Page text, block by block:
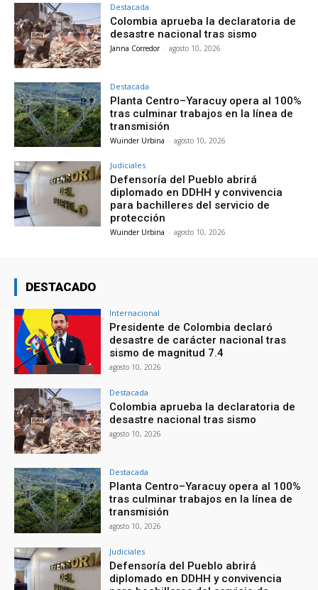
Destacada
Colombia aprueba la declaratoria de
desastre nacional tras sismo
Janna Corredor - agosto 10, 2026
Destacada
Planta Centro–Yaracuy opera al 100%
tras culminar trabajos en la línea de
transmisión
Wuinder Urbina - agosto 10, 2026
Judiciales
Defensoría del Pueblo abrirá
diplomado en DDHH y convivencia
para bachilleres del servicio de
protección
Wuinder Urbina - agosto 10, 2026
DESTACADO
Internacional
Presidente de Colombia declaró
desastre de carácter nacional tras
sismo de magnitud 7.4
agosto 10, 2026
Destacada
Colombia aprueba la declaratoria de
desastre nacional tras sismo
agosto 10, 2026
Destacada
Planta Centro–Yaracuy opera al 100%
tras culminar trabajos en la línea de
transmisión
agosto 10, 2026
Judiciales
Defensoría del Pueblo abrirá
diplomado en DDHH y convivencia